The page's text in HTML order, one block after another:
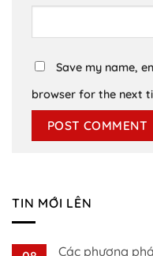
Save my name,
browser for the next
TIN MỚI LÊN
Các phương